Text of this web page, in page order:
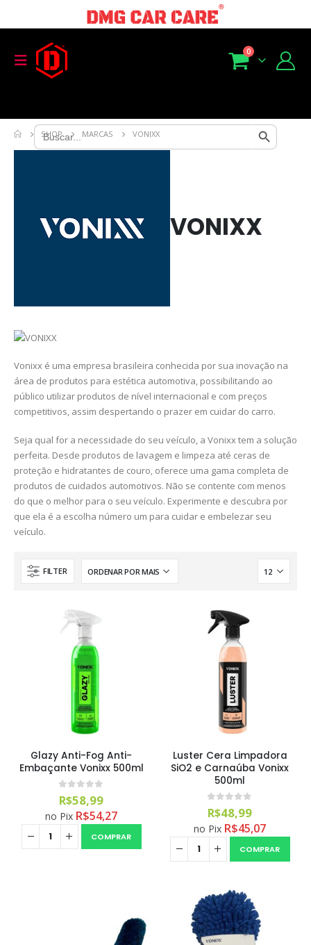
Search
for:
Search Button
0
SHOP MARCAS VONIXX
VONIXX
Vonixx é uma empresa brasileira conhecida por sua inovação na
rea de produtos para estética automotiva, possibilitando ao
público utilizar produtos de nível internacional e com preços
competitivos, assim despertando o prazer em cuidar do carro.
Seja qual for a necessidade do seu veículo, a Vonixx tem a solução
perfeita. Desde produtos de lavagem e limpeza até ceras de
proteção e hidratantes de couro, oferece uma gama completa de
produtos de cuidados automotivos. Não se contente com menos
do que o melhor para o seu veículo. Experimente e descubra por
que ela é a escolha número um para cuidar e embelezar seu
veículo.
FILTER
Glazy Anti-Fog Anti-
Embaçante Vonixx 500ml
0 out of 5
R$58,99
no Pix R$54,27
COMPRAR
Luster Cera Limpadora
SiO2 e Carnaúba Vonixx
500ml
0 out of 5
R$48,99
no Pix R$45,07
COMPRAR